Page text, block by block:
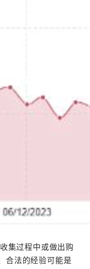
集过程中或做出购
合法的经验可能是